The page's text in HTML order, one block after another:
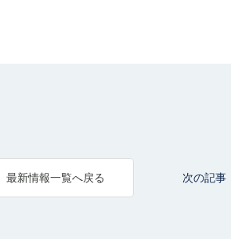
最新情報一覧へ戻る 次の記事